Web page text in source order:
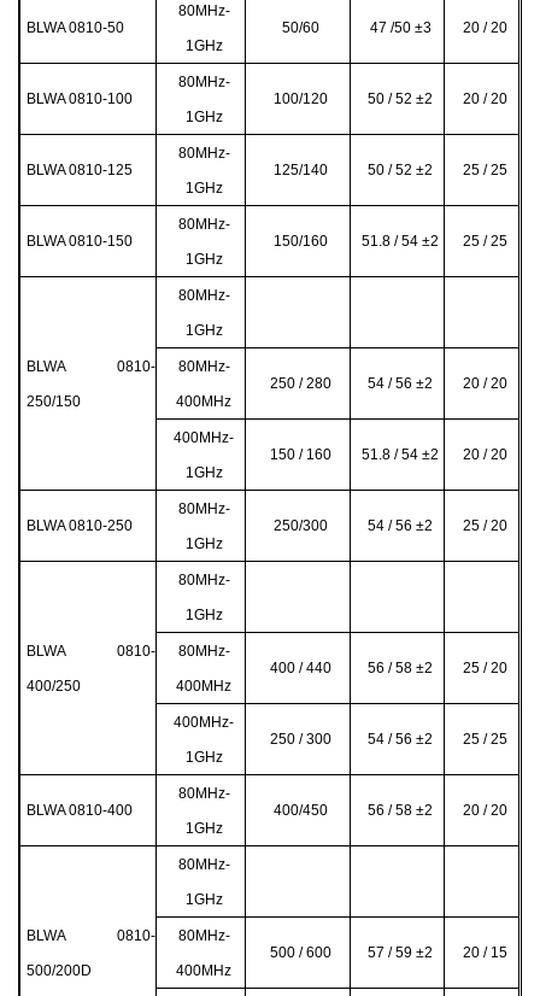
BLWA 0810-50
80MHz-
1GHz
50/60 47 /50 ±3 20 / 20
BLWA 0810-100
80MHz-
1GHz
100/120 50 / 52 ±2 20 / 20
BLWA 0810-125
80MHz-
1GHz
125/140 50 / 52 ±2 25 / 25
BLWA 0810-150
80MHz-
1GHz
150/160 51.8 / 54±2 25 / 25
BLWA 0810-
250/150
80MHz-
1GHz
80MHz-
400MHz
250 / 280 54 / 56±2 20 / 20
400MHz-
1GHz
150 / 160 51.8 / 54 ±2 20 / 20
BLWA 0810-250
80MHz-
1GHz
250/300 54 / 56±2 25 / 20
BLWA 0810-
400/250
80MHz-
1GHz
80MHz-
400MHz
400 / 440 56 / 58±2 25 / 20
400MHz-
1GHz
250 / 300 54 / 56 ±2 25 / 25
BLWA 0810-400
80MHz-
1GHz
400/450 56 / 58±2 20 / 20
BLWA 0810-
500/200D
80MHz-
1GHz
80MHz-
400MHz
500 / 600 57 / 59±2 20 / 15